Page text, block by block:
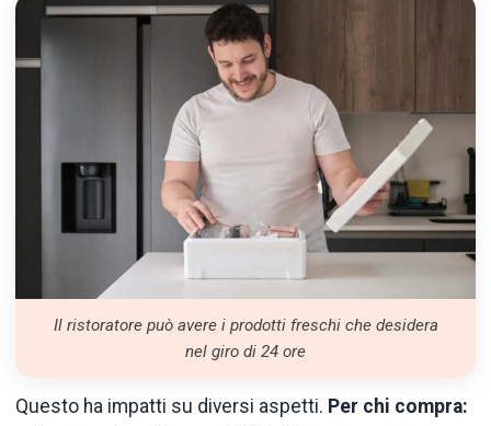
Il ristoratore può avere i prodotti freschi che desidera
nel giro di 24 ore
Questo ha impatti su diversi aspetti. Per chi compra: